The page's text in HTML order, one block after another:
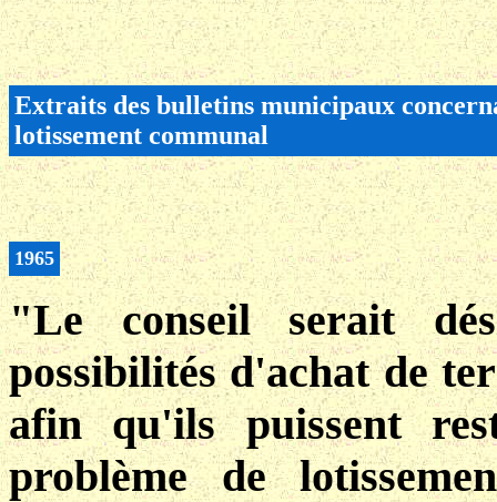
Extraits des bulletins municipaux
lotissement communal
1965
"Le conseil serait
possibilités d'achat de
afin qu'ils puissent
problème de